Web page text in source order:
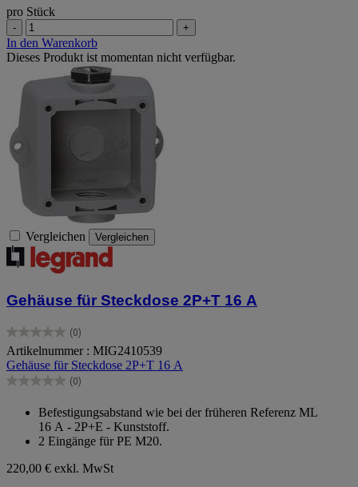
pro Stück
- +
In den Warenkorb
Dieses Produkt ist momentan nicht verfügbar.
Vergleichen Vergleichen
Gehäuse für Steckdose 2P+T 16 A
(0)
0.0
von
5
Sternen.
Artikelnummer : MIG2410539
Gehäuse für Steckdose 2P+T 16 A
(0)
0.0
Sternen.
Befestigungsabstand wie bei der früheren Referenz ML
16 A - 2P+E - Kunststoff.
2 Eingänge für PE M20.
220,00 € exkl. MwSt